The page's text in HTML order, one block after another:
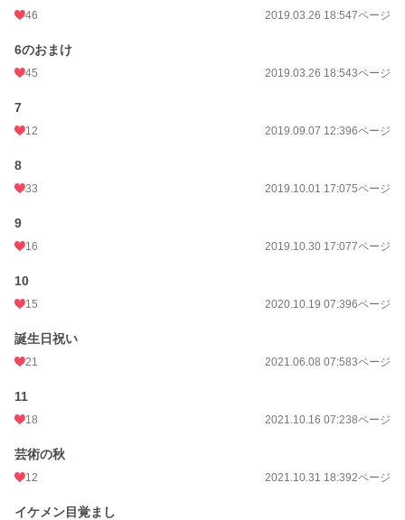
46 2019.03.26 18:547ページ
6のおまけ
45 2019.03.26 18:543ページ
7
12 2019.09.07 12:396ページ
8
33 2019.10.01 17:075ページ
9
16 2019.10.30 17:077ページ
10
15 2020.10.19 07:396ページ
誕生日祝い
21 2021.06.08 07:583ページ
11
18 2021.10.16 07:238ページ
芸術の秋
12 2021.10.31 18:392ページ
イケメン目覚まし